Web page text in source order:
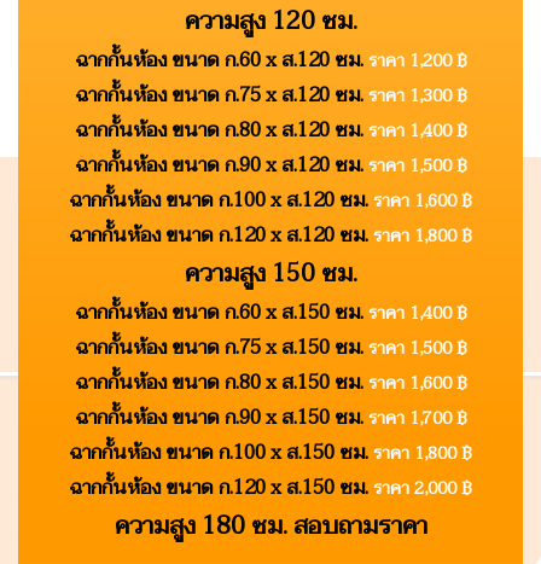
ความสูง 120 ซม.
ฉากกั้นห้อง ขนาด ก.60 x ส.120 ซม.ราคา 1,200 ฿
ฉากกั้นห้อง ขนาด ก.75 x ส.120 ซม.ราคา 1,300 ฿
ฉากกั้นห้อง ขนาด ก.80 x ส.120 ซม.ราคา 1,400 ฿
ฉากกั้นห้อง ขนาด ก.90 x ส.120 ซม.ราคา 1,500 ฿
ฉากกั้นห้อง ขนาด ก.100 x ส.120 ซม.ราคา 1,600 ฿
ฉากกั้นห้อง ขนาด ก.120 x ส.120 ซม.ราคา 1,800 ฿
ความสูง 150 ซม.
ฉากกั้นห้อง ขนาด ก.60 x ส.150 ซม.ราคา 1,400 ฿
ฉากกั้นห้อง ขนาด ก.75 x ส.150 ซม.ราคา 1,500 ฿
ฉากกั้นห้อง ขนาด ก.80 x ส.150 ซม.ราคา 1,600 ฿
ฉากกั้นห้อง ขนาด ก.90 x ส.150 ซม.ราคา 1,700 ฿
ฉากกั้นห้อง ขนาด ก.100 x ส.150 ซม.ราคา 1,800 ฿
ฉากกั้นห้อง ขนาด ก.120 x ส.150 ซม.ราคา 2,000 ฿
ความสูง 180 ซม. สอบถามราคา